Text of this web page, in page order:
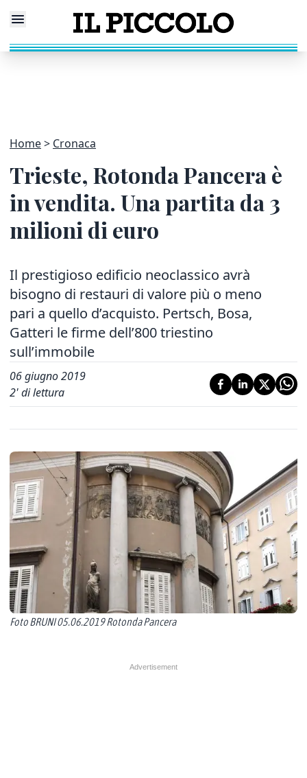
Home Cronaca
Trieste, Rotonda Pancera è
in vendita. Una partita da 3
milioni di euro
Il prestigioso edificio neoclassico avrà
bisogno di restauri di valore più o meno
pari a quello d’acquisto. Pertsch, Bosa,
Gatteri le firme dell’800 triestino
sull’immobile
06 giugno 2019
2' di lettura
Foto BRUNI 05.06.2019 Rotonda Pancera